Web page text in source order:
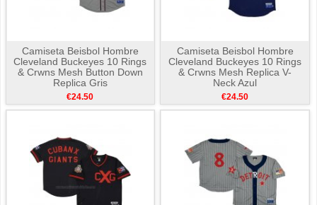
Camiseta Beisbol Hombre
Cleveland Buckeyes 10 Rings
& Crwns Mesh Button Down
Replica Gris
€24.50
Camiseta Beisbol Hombre
Cleveland Buckeyes 10 Rings
& Crwns Mesh Replica V-
Neck Azul
€24.50